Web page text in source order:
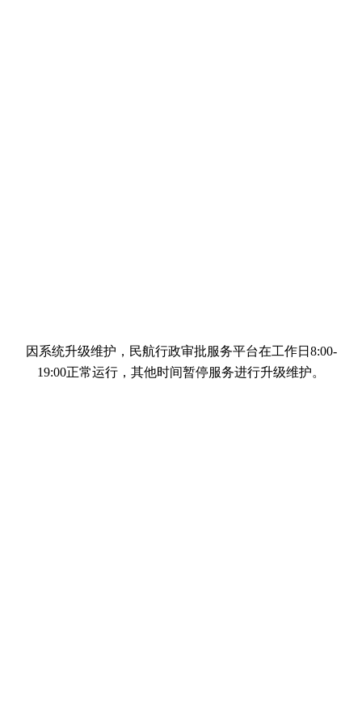
因系统升级维护，民航行政审批服务平台在工作日8:00-
19:00正常运行，其他时间暂停服务进行升级维护。